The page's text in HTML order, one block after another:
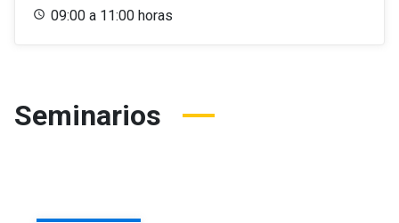
09:00 a 11:00 horas
Seminarios